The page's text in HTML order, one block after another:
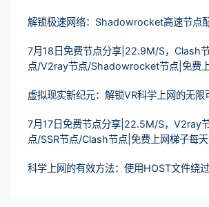
解锁极速网络：Shadowrocket高速节点
7月18日免费节点分享|22.9M/S，Clash
点/V2ray节点/Shadowrocket节点|免费
虚拟现实新纪元：解锁VR科学上网的无限
7月17日免费节点分享|22.5M/S，V2ray
点/SSR节点/Clash节点|免费上网梯子每
科学上网的有效方法：使用HOST文件绕